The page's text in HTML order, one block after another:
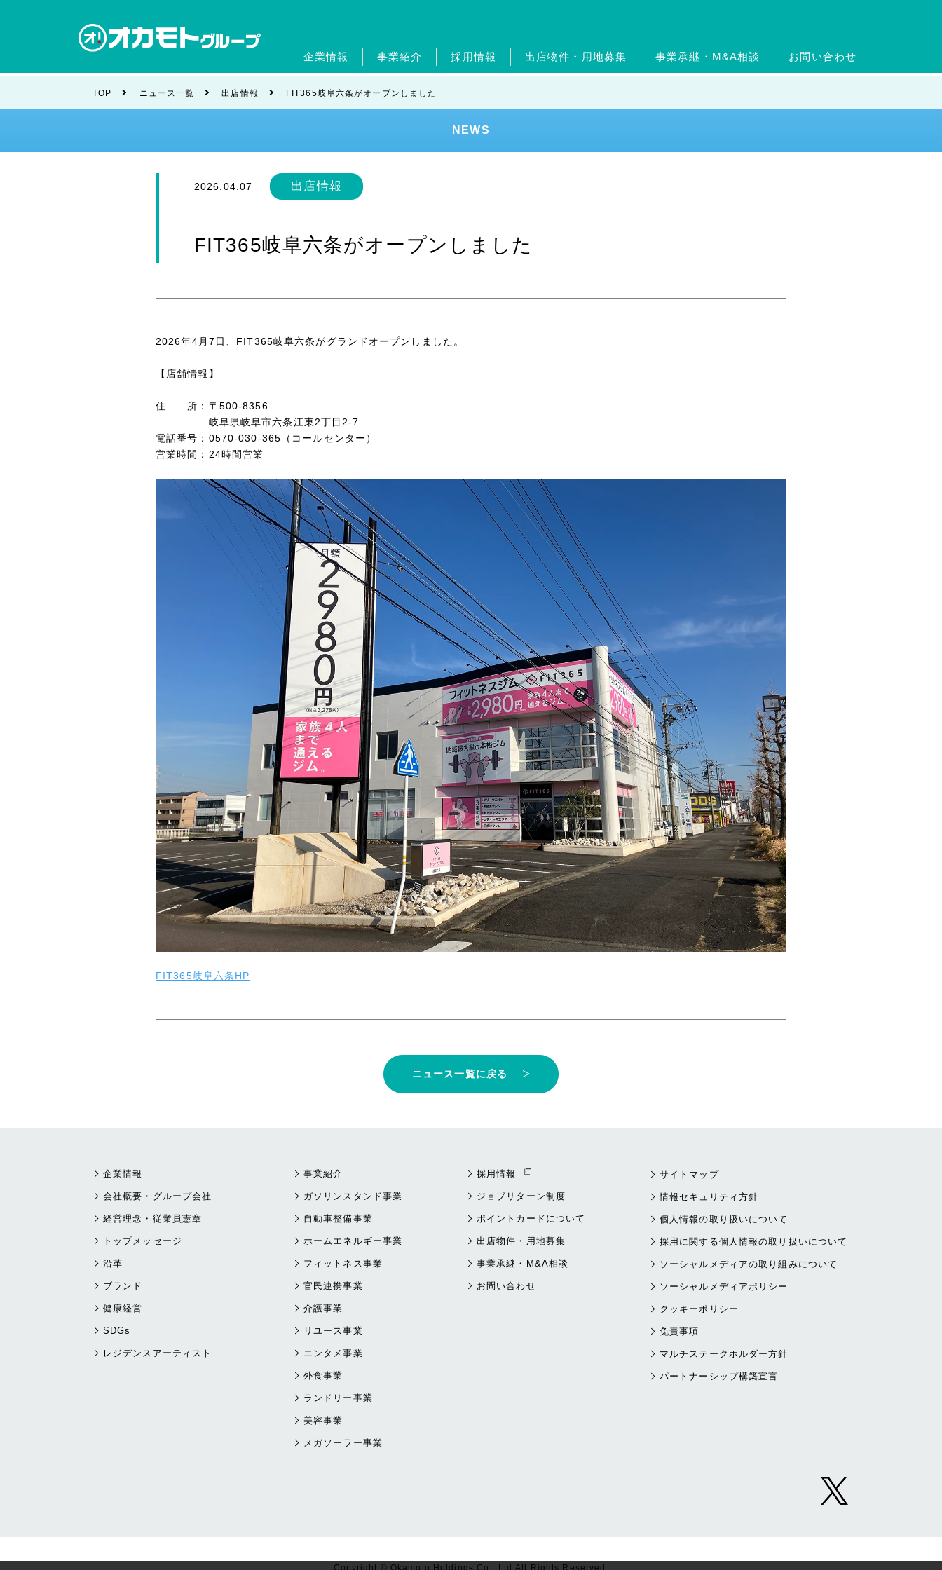
企業情報
会社概要・グループ会社
SDGs レジデンスアーティスト
事業紹介
ガソリンスタンド事業
採用情報 出店物件・用地募集 事業承継・M&A相談 お問い合わせ
TOP ニュース一覧 出店情報 FIT365岐阜六条がオープンしました
NEWS
2026.04.07 出店情報
FIT365岐阜六条がオープンしました
2026年4月7日、FIT365岐阜六条がグランドオープンしました。
【店舗情報】
住 所：〒 500-8356
岐阜県岐阜市六条江東2丁目2-7
電話番号：0570-030-365（コールセンター）
営業時間：24時間営業
FIT365岐阜六条HP
ニュース一覧に戻る
企業情報
会社概要・グループ会社
経営理念・従業員憲章
トップメッセージ
沿革
ブランド
健康経営
SDGs
レジデンスアーティスト
事業紹介
ガソリンスタンド事業
自動車整備事業
ホームエネルギー事業
フィットネス事業
官民連携事業
介護事業
リユース事業
エンタメ事業
外食事業
ランドリー事業
美容事業
メガソーラー事業
採用情報
ジョブリターン制度
ポイントカードについて
出店物件・用地募集
事業承継・M&A相談
お問い合わせ
サイトマップ
情報セキュリティ方針
個人情報の取り扱いについて
採用に関する個人情報の取り扱いについて
ソーシャルメディアの取り組みについて
ソーシャルメディアポリシー
クッキーポリシー
免責事項
マルチステークホルダー方針
パートナーシップ構築宣言